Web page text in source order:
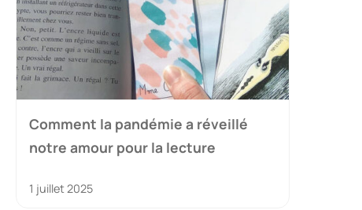
Comment la pandémie a réveillé
notre amour pour la lecture
1 juillet 2025